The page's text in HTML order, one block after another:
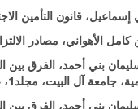
بني أحمد، الفرق بين
آل البيت، مجلد1، عدد2، 2006م.
بني أحمد، الفرق بين